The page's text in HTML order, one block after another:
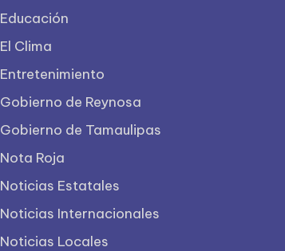
Educación
El Clima
Entretenimiento
Gobierno de Reynosa
Gobierno de Tamaulipas
Nota Roja
Noticias Estatales
Noticias Internacionales
Noticias Locales